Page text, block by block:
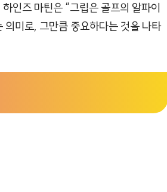
인즈 마틴은 “그립은 골프의 알파이
미로, 그만큼 중요하다는 것을 나타